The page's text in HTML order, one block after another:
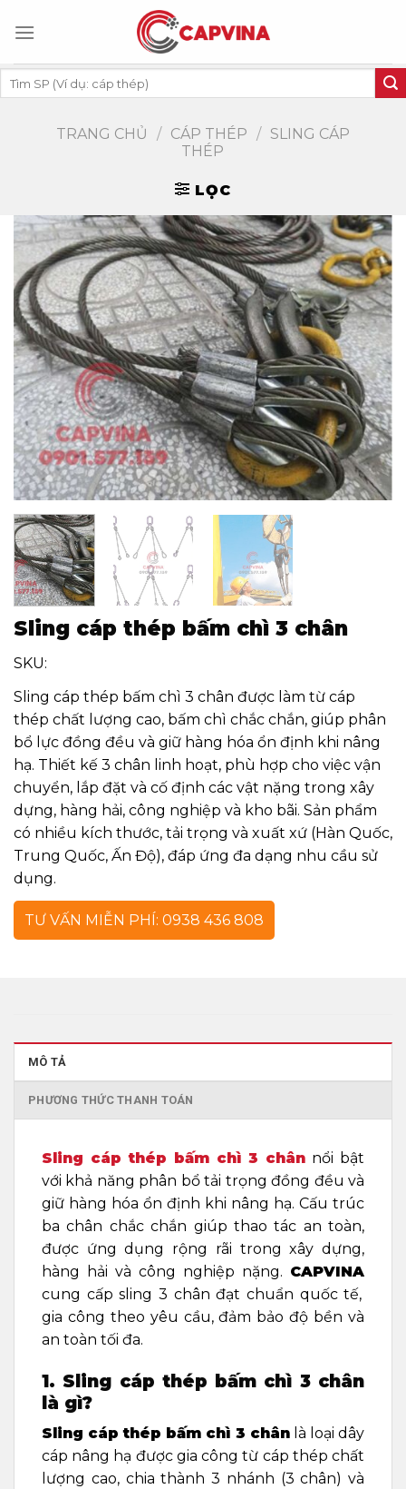
Tìm
kiếm:
TRANG CHỦ / CÁP THÉP / SLING CÁP
THÉP
LỌC
Sling cáp thép bấm chì 3 chân
SKU:
Sling cáp thép bấm chì 3 chân được làm từ cáp
thép chất lượng cao, bấm chì chắc chắn, giúp phân
bổ lực đồng đều và giữ hàng hóa ổn định khi nâng
hạ. Thiết kế 3 chân linh hoạt, phù hợp cho việc vận
chuyển, lắp đặt và cố định các vật nặng trong xây
dựng, hàng hải, công nghiệp và kho bãi. Sản phẩm
có nhiều kích thước, tải trọng và xuất xứ (Hàn Quốc,
Trung Quốc, Ấn Độ), đáp ứng đa dạng nhu cầu sử
dụng.
TƯ VẤN MIỄN PHÍ: 0938 436 808
MÔ TẢ
PHƯƠNG THỨC THANH TOÁN
Sling cáp thép bấm chì 3 chân nổi bật
với khả năng phân bổ tải trọng đồng đều và
giữ hàng hóa ổn định khi nâng hạ. Cấu trúc
ba chân chắc chắn giúp thao tác an toàn,
được ứng dụng rộng rãi trong xây dựng,
hàng hải và công nghiệp nặng. CAPVINA
cung cấp sling 3 chân đạt chuẩn quốc tế,
gia công theo yêu cầu, đảm bảo độ bền và
an toàn tối đa.
1. Sling cáp thép bấm chì 3 chân
là gì?
Sling cáp thép bấm chì 3 chânlà loại dây
cáp nâng hạ được gia công từ cáp thép chất
lượng cao, chia thành 3 nhánh (3 chân) và